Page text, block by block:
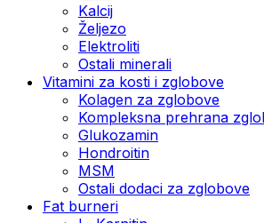
Kalcij
Željezo
Elektroliti
Ostali minerali
Vitamini za kosti i zglobove
Kolagen za zglobove
Kompleksna prehrana
Glukozamin
Hondroitin
MSM
Ostali dodaci za zglobove
Fat burneri